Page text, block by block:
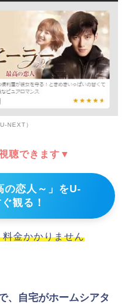
NEXT）
聴できます▼
恋人～」をU-
観る！
金かかりません
、自宅がホームシアタ